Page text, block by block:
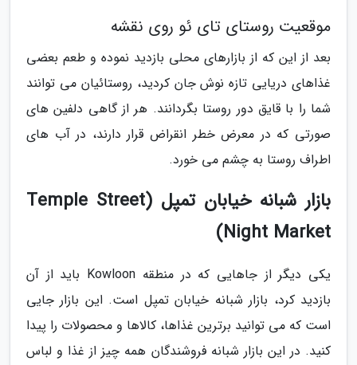
موقعیت روستای تای ئو روی نقشه
بعد از این که از بازارهای محلی بازدید نموده و طعم بعضی
غذاهای دریایی تازه نوش جان کردید، روستائیان می توانند
شما را با قایق دور روستا بگردانند. هر از گاهی دلفین های
صورتی که در معرض خطر انقراض قرار دارند، در آب های
اطراف روستا به چشم می خورد.
بازار شبانه خیابان تمپل (Temple Street
Night Market)
یکی دیگر از جاهایی که در منطقه Kowloon باید از آن
بازدید کرد، بازار شبانه خیابان تمپل است. این بازار جایی
است که می توانید برترین غذاها، کالاها و محصولات را پیدا
کنید. در این بازار شبانه فروشندگان همه چیز از غذا و لباس